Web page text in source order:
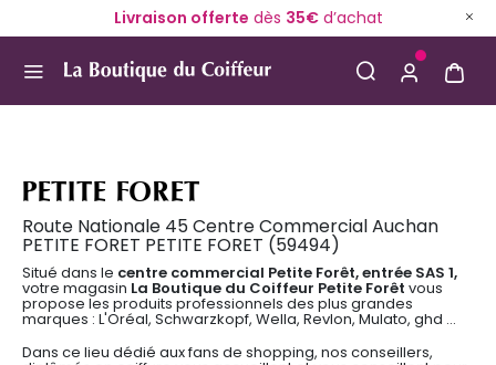
Livraison offerte dès 35€d’achat
PETITE FORET
Route Nationale 45 Centre Commercial Auchan
PETITE FORET PETITE FORET (59494)
Situé dans le centre commercial Petite Forêt, entrée SAS 1,
votre magasin La Boutique du Coiffeur Petite Forêt vous
propose les produits professionnels des plus grandes
marques : L'Oréal, Schwarzkopf, Wella, Revlon, Mulato, ghd ...
Dans ce lieu dédié aux fans de shopping, nos conseillers,